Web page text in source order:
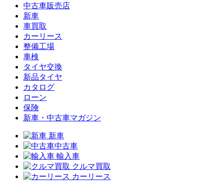
中古車販売店
新車
車買取
カーリース
整備工場
車検
タイヤ交換
新品タイヤ
カタログ
ローン
保険
新車・中古車マガジン
新車
中古車
輸入車
クルマ買取
カーリース